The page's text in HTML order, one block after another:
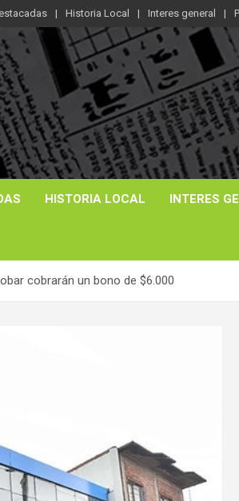
Historia Local Interes general
HISTORIA LOCAL INTERES
cobrarán un bono de $6.000